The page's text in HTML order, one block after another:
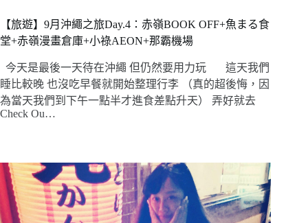
【旅遊】9月沖繩之旅Day.4：赤嶺BOOK OFF+魚まる食
堂+赤嶺漫畫倉庫+小祿AEON+那霸機場
今天是最後一天待在沖繩 但仍然要用力玩 這天我們
睡比較晚 也沒吃早餐就開始整理行李 （真的超後悔，因
為當天我們到下午一點半才進食差點升天） 弄好就去
Check Ou…